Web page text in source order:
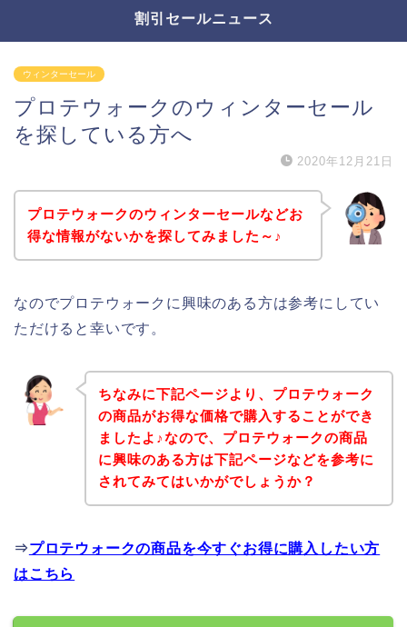
割引セールニュース
ウィンターセール
プロテウォークのウィンターセール
を探している方へ
2020年12月21日
プロテウォークのウィンターセールなどお
得な情報がないかを探してみました～♪
なのでプロテウォークに興味のある方は参考にしてい
ただけると幸いです。
ちなみに下記ページより、プロテウォーク
の商品がお得な価格で購入することができ
ましたよ♪なので、プロテウォークの商品
に興味のある方は下記ページなどを参考に
されてみてはいかがでしょうか？
⇒プロテウォークの商品を今すぐお得に購入したい方
はこちら